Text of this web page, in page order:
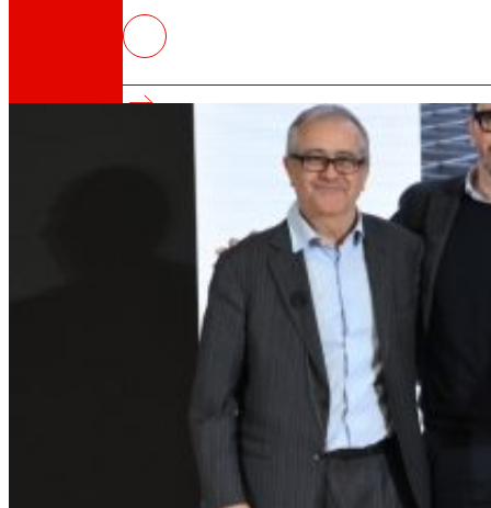
Así somos
Todo nuestro ADN: un viaje por la misión, la
Cooperativa
Somos por y para las personas. Descubre
El sistema de almacenaje
Gran Consumo 2024